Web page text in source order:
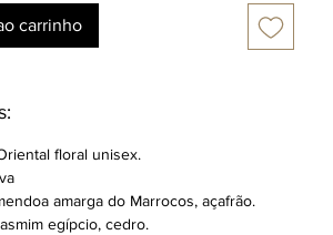
carrinho
floral unisex.
amarga do Marrocos, açafrão.
egípcio, cedro.